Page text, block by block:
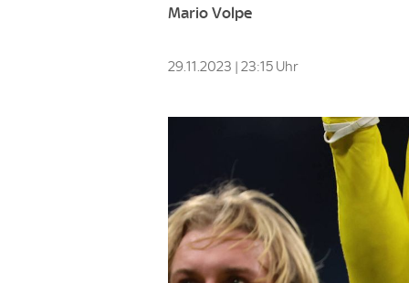
Mario Volpe
29.11.2023 | 23:15 Uhr